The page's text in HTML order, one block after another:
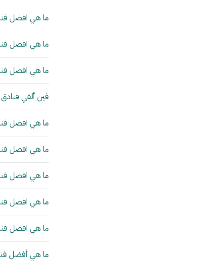
ما هي افضل
ما هي افضل
ما هي افضل
فين ألقي فنادق
ما هي افضل
ما هي افضل
ما هي افضل
ما هي افضل
ما هي افضل
ما هي أفضل